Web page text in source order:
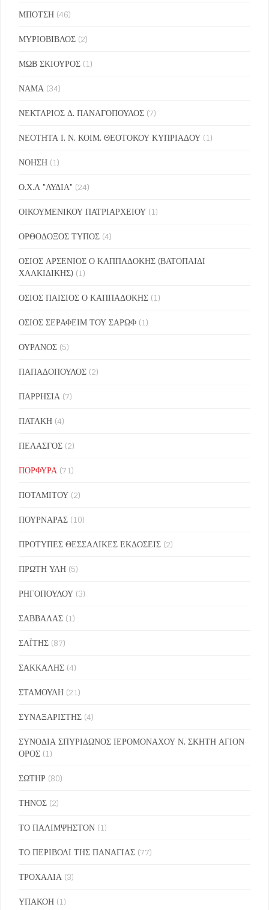
ΜΠΟΤΣΗ (46)
ΜΥΡΙΟΒΙΒΛΟΣ (2)
ΜΩΒ ΣΚΙΟΥΡΟΣ (1)
ΝΑΜΑ (34)
ΝΕΚΤΑΡΙΟΣ Δ. ΠΑΝΑΓΟΠΟΥΛΟΣ (7)
ΝΕΟΤΗΤΑ Ι. Ν. ΚΟΙΜ. ΘΕΟΤΟΚΟΥ ΚΥΠΡΙΑΔΟΥ (1)
ΝΟΗΣΗ (1)
Ο.Χ.Α "ΛΥΔΙΑ" (24)
ΟΙΚΟΥΜΕΝΙΚΟΥ ΠΑΤΡΙΑΡΧΕΙΟΥ (1)
ΟΡΘΟΔΟΞΟΣ ΤΥΠΟΣ (4)
ΟΣΙΟΣ ΑΡΣΕΝΙΟΣ Ο ΚΑΠΠΑΔΟΚΗΣ (ΒΑΤΟΠΑΙΔΙ
ΧΑΛΚΙΔΙΚΗΣ) (1)
ΟΣΙΟΣ ΠΑΙΣΙΟΣ Ο ΚΑΠΠΑΔΟΚΗΣ (1)
ΟΣΙΟΣ ΣΕΡΑΦΕΙΜ ΤΟΥ ΣΑΡΩΦ (1)
ΟΥΡΑΝΟΣ (5)
ΠΑΠΑΔΟΠΟΥΛΟΣ (2)
ΠΑΡΡΗΣΙΑ (7)
ΠΑΤΑΚΗ (4)
ΠΕΛΑΣΓΟΣ (2)
ΠΟΡΦΥΡΑ (71)
ΠΟΤΑΜΙΤΟΥ (2)
ΠΟΥΡΝΑΡΑΣ (10)
ΠΡΟΤΥΠΕΣ ΘΕΣΣΑΛΙΚΕΣ ΕΚΔΟΣΕΙΣ (2)
ΠΡΩΤΗ ΥΛΗ (5)
ΡΗΓΟΠΟΥΛΟΥ (3)
ΣΑΒΒΑΛΑΣ (1)
ΣΑΪΤΗΣ (87)
ΣΑΚΚΑΛΗΣ (4)
ΣΤΑΜΟΥΛΗ (21)
ΣΥΝΑΞΑΡΙΣΤΗΣ (4)
ΣΥΝΟΔΙΑ ΣΠΥΡΙΔΩΝΟΣ ΙΕΡΟΜΟΝΑΧΟΥ Ν. ΣΚΗΤΗ ΑΓΙΟΝ
ΟΡΟΣ (1)
ΣΩΤΗΡ (80)
ΤΗΝΟΣ (2)
ΤΟ ΠΑΛΙΜΨΗΣΤΟΝ (1)
ΤΟ ΠΕΡΙΒΟΛΙ ΤΗΣ ΠΑΝΑΓΙΑΣ (77)
ΤΡΟΧΑΛΙΑ (3)
ΥΠΑΚΟΗ (1)